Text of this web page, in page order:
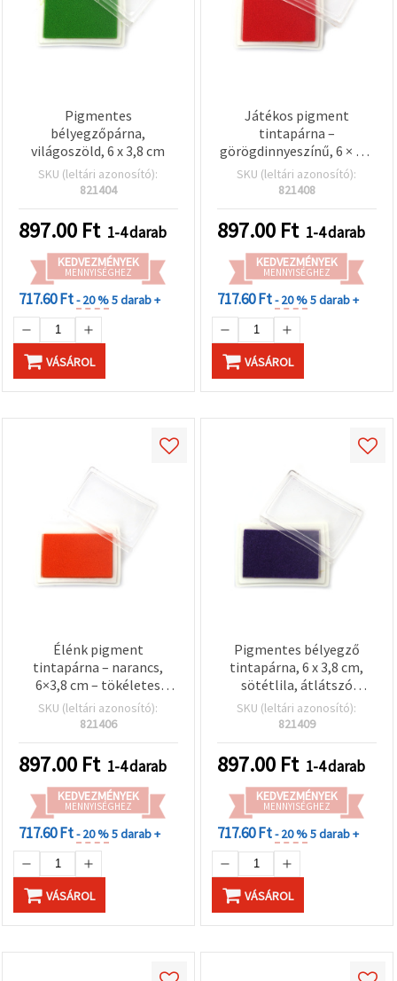
Pigmentes
bélyegzőpárna,
világoszöld, 6 x 3,8 cm
SKU (leltári azonosító):
821404
897.00 Ft 1-4 darab
KEDVEZMÉNYEK
MENNYISÉGHEZ
717.60 Ft- 20 %5 darab +
VÁSÁROL
Játékos pigment
tintapárna –
görögdinnyeszínű, 6 × 3,8
cm – bélyegzéshez,
scrapbookinghoz és
SKU (leltári azonosító):
821408
897.00 Ft 1-4 darab
KEDVEZMÉNYEK
MENNYISÉGHEZ
717.60 Ft- 20 %5 darab +
VÁSÁROL
Élénk pigment
tintapárna – narancs,
6×3,8 cm – tökéletes
bélyegzéshez,
scrapbookinghoz és
SKU (leltári azonosító):
821406
897.00 Ft 1-4 darab
KEDVEZMÉNYEK
MENNYISÉGHEZ
717.60 Ft- 20 %5 darab +
VÁSÁROL
Pigmentes bélyegző
tintapárna, 6 x 3,8 cm,
sötétlila, átlátszó
fedéllel
SKU (leltári azonosító):
821409
897.00 Ft 1-4 darab
KEDVEZMÉNYEK
MENNYISÉGHEZ
717.60 Ft- 20 %5 darab +
VÁSÁROL